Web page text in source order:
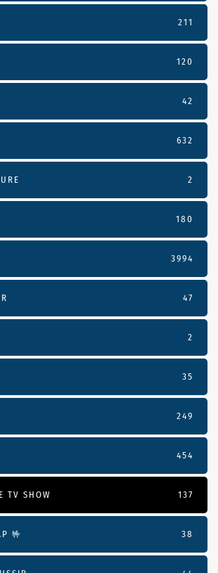
211
120
42
632
2
180
3994
47
2
35
249
454
TV SHOW 137
🤟 38